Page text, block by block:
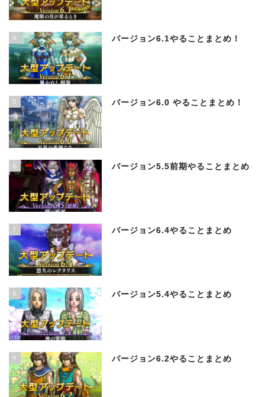
4 バージョン6.1やることまとめ！
5 バージョン6.0 やることまとめ！
6 バージョン5.5前期やることまとめ
7 バージョン6.4やることまとめ
8 バージョン5.4やることまとめ
9 バージョン6.2やることまとめ